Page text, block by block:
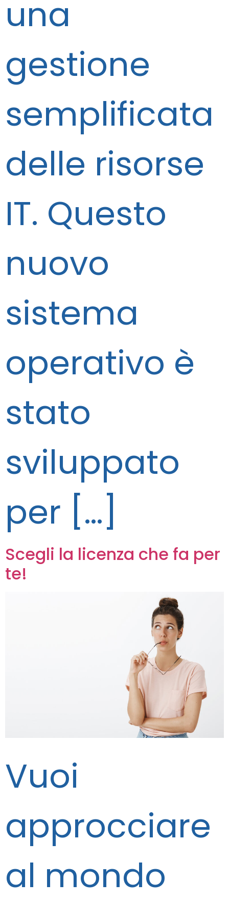
una
gestione
semplificata
delle risorse
IT. Questo
nuovo
sistema
operativo è
stato
sviluppato
per […]
Scegli la licenza che fa per
te!
Vuoi
approcciare
al mondo